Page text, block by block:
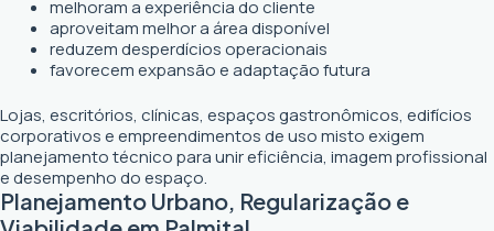
melhoram a experiência do cliente
aproveitam melhor a área disponível
reduzem desperdícios operacionais
favorecem expansão e adaptação futura
Lojas, escritórios, clínicas, espaços gastronômicos, edifícios
corporativos e empreendimentos de uso misto exigem
planejamento técnico para unir eficiência, imagem profissional
e desempenho do espaço.
Planejamento Urbano, Regularização e